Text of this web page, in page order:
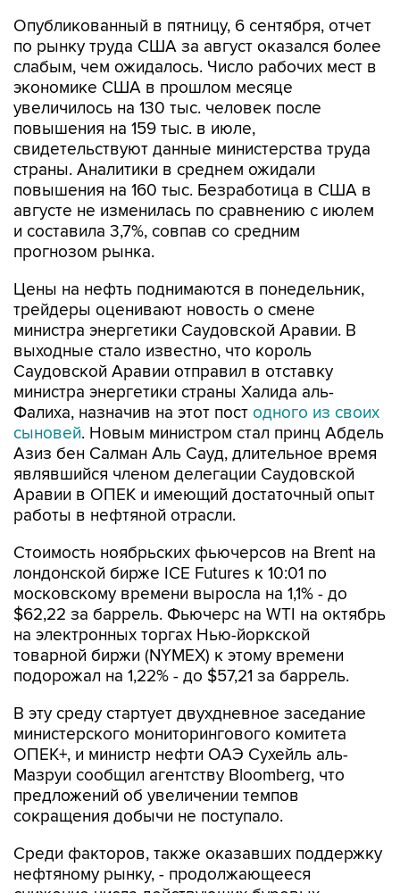
Опубликованный в пятницу, 6 сентября, отчет
по рынку труда США за август оказался более
слабым, чем ожидалось. Число рабочих мест в
экономике США в прошлом месяце
увеличилось на 130 тыс. человек после
повышения на 159 тыс. в июле,
свидетельствуют данные министерства труда
страны. Аналитики в среднем ожидали
повышения на 160 тыс. Безработица в США в
августе не изменилась по сравнению с июлем
и составила 3,7%, совпав со средним
прогнозом рынка.
Цены на нефть поднимаются в понедельник,
трейдеры оценивают новость о смене
министра энергетики Саудовской Аравии. В
выходные стало известно, что король
Саудовской Аравии отправил в отставку
министра энергетики страны Халида аль-
Фалиха, назначив на этот пост одного из своих
сыновей. Новым министром стал принц Абдель
Азиз бен Салман Аль Сауд, длительное время
являвшийся членом делегации Саудовской
Аравии в ОПЕК и имеющий достаточный опыт
работы в нефтяной отрасли.
Стоимость ноябрьских фьючерсов на Brent на
лондонской бирже ICE Futures к 10:01 по
московскому времени выросла на 1,1% - до
$62,22 за баррель. Фьючерс на WTI на октябрь
на электронных торгах Нью-йоркской
товарной биржи (NYMEX) к этому времени
подорожал на 1,22% - до $57,21 за баррель.
В эту среду стартует двухдневное заседание
министерского мониторингового комитета
ОПЕК+, и министр нефти ОАЭ Сухейль аль-
Мазруи сообщил агентству Bloomberg, что
предложений об увеличении темпов
сокращения добычи не поступало.
Среди факторов, также оказавших поддержку
нефтяному рынку, - продолжающееся